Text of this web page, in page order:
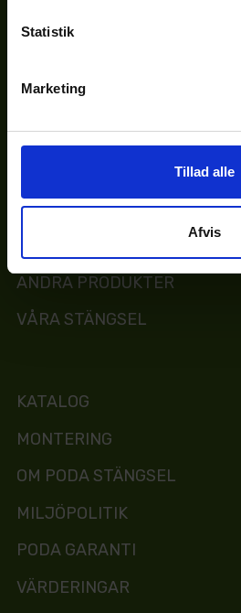
Statistik
Marketing
Tillad alle
Afvis
STÄNGSEL FÖR TRÄDGÅRDEN
BULLERPLANK
STÄNGSEL FÖR FÖRETAG
NATURBETE
ANDRA PRODUKTER
VÅRA STÄNGSEL
KATALOG
MONTERING
OM PODA STÄNGSEL
MILJÖPOLITIK
PODA GARANTI
VÄRDERINGAR